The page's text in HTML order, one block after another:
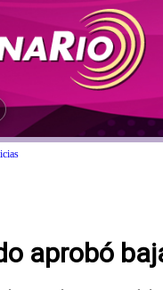
aprobó